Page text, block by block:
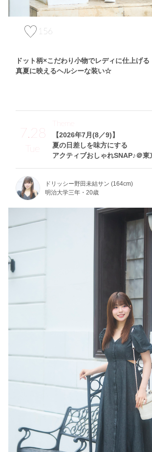
156
ドット柄×こだわり小物でレディに仕上げる
真夏に映えるヘルシーな装い☆
7.28
Tue
【2026年7月(8／9)】
夏の日差しを味方にする
アクティブおしゃれSNAP♪＠東
Theme
ドリッシー野田未結サン (164cm)
明治大学三年・20歳